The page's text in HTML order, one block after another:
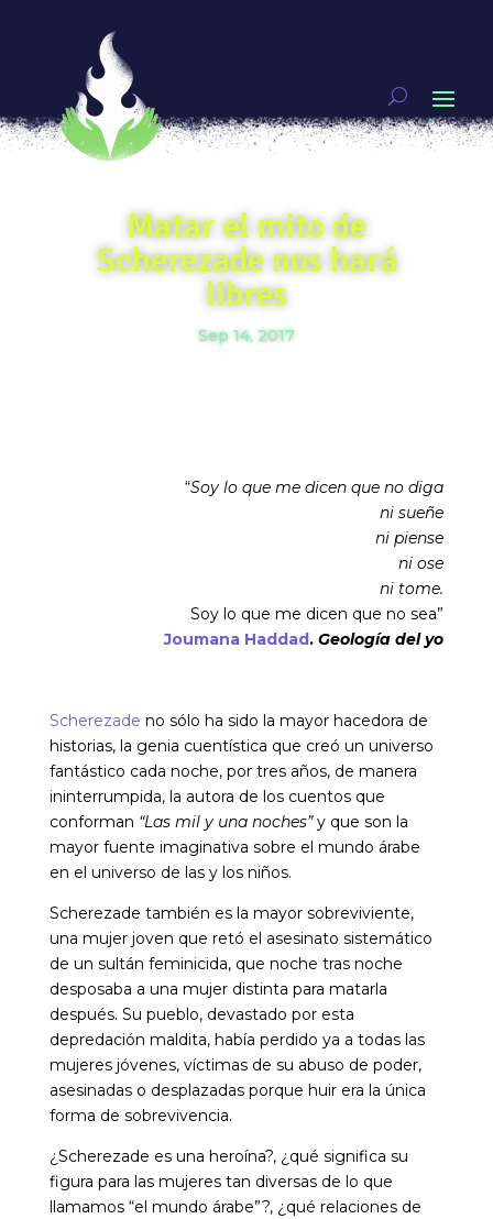
Matar el mito de
Scherezade nos hará
libres
Sep 14, 2017
“Soy lo que me dicen que no diga
ni sueñe
ni piense
ni ose
ni tome.
Soy lo que me dicen que no sea”
Joumana Haddad .Geología del yo
Scherezade no sólo ha sido la mayor hacedora de
historias, la genia cuentística que creó un universo
fantástico cada noche, por tres años, de manera
ininterrumpida, la autora de los cuentos que
conforman “Las mil y una noches”y que son la
mayor fuente imaginativa sobre el mundo árabe
en el universo de las y los niños.
Scherezade también es la mayor sobreviviente,
una mujer joven que retó el asesinato sistemático
de un sultán feminicida, que noche tras noche
desposaba a una mujer distinta para matarla
después. Su pueblo, devastado por esta
depredación maldita, había perdido ya a todas las
mujeres jóvenes, víctimas de su abuso de poder,
asesinadas o desplazadas porque huir era la única
forma de sobrevivencia.
¿Scherezade es una heroína?, ¿qué significa su
figura para las mujeres tan diversas de lo que
llamamos “el mundo árabe”?, ¿qué relaciones de